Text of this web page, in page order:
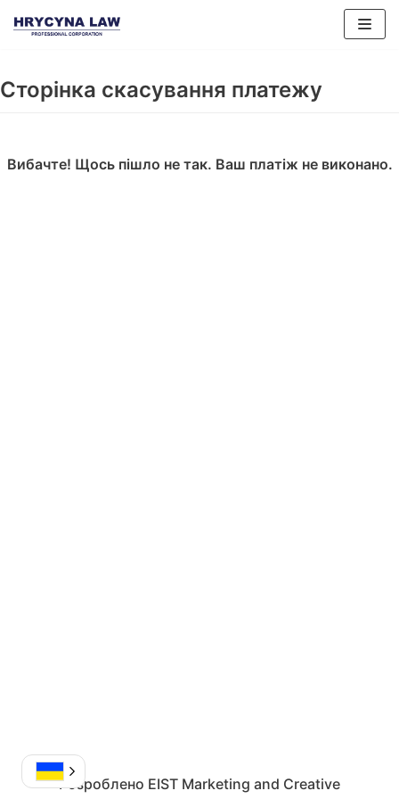
Перейти
Сторінка скасування платежу
Вибачте! Щось пішло не так. Ваш платіж не виконано.
Розроблено EIST Marketing and Creative